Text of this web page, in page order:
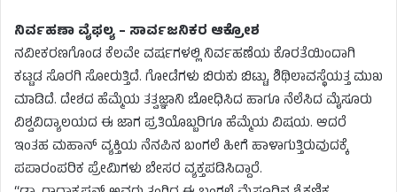
ನಿರ್ವಹಣಾ ವೈಫಲ್ಯ – ಸಾರ್ವಜನಿಕರ ಆಕ್ರೋಶ
ನವೀಕರಣಗೊಂಡ ಕೆಲವೇ ವರ್ಷಗಳಲ್ಲಿ ನಿರ್ವಹಣೆಯ ಕೊರತೆಯಿಂದಾಗಿ
ಕಟ್ಟಡ ಸೊರಗಿ ಸೋರುತ್ತಿದೆ. ಗೋಡೆಗಳು ಬಿರುಕು ಬಿಟ್ಟು, ಶಿಥಿಲಾವಸ್ಥೆಯತ್ತ ಮುಖ
ಮಾಡಿದೆ. ದೇಶದ ಹೆಮ್ಮೆಯ ತತ್ವಜ್ಞಾನಿ ಬೋಧಿಸಿದ ಹಾಗೂ ನೆಲೆಸಿದ ಮೈಸೂರು
ವಿಶ್ವವಿದ್ಯಾಲಯದ ಈ ಜಾಗ ಪ್ರತಿಯೊಬ್ಬರಿಗೂ ಹೆಮ್ಮೆಯ ವಿಷಯ. ಆದರೆ
ಇಂತಹ ಮಹಾನ್ ವ್ಯಕ್ತಿಯ ನೆನಪಿನ ಬಂಗಲೆ ಹೀಗೆ ಹಾಳಾಗುತ್ತಿರುವುದಕ್ಕೆ
ಪಪಾರಂಪರಿಕ ಪ್ರೇಮಿಗಳು ಬೇಸರ ವ್ಯಕ್ತಪಡಿಸಿದ್ದಾರೆ.